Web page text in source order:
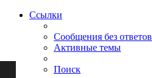
Ссылки
Сообщения без ответов
Активные темы
Поиск